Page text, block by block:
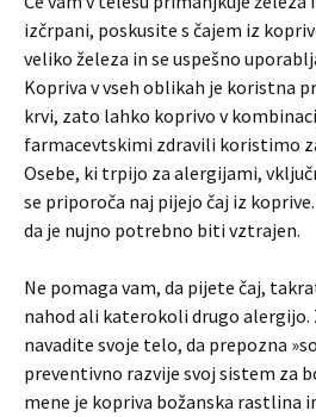
izčrpani, poskusite s čajem iz
veliko železa in se uspešno
Kopriva v vseh oblikah je koristna
krvi, zato lahko koprivo v
farmacevtskimi zdravili koristimo
Osebe, ki trpijo za alergijami,
se priporoča naj pijejo čaj iz
da je nujno potrebno biti vztrajen.
Ne pomaga vam, da pijete čaj,
nahod ali katerokoli drugo alergijo.
navadite svoje telo, da prepozna
preventivno razvije svoj sistem za
mene je kopriva božanska rastlina